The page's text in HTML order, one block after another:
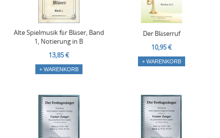
Alte Spielmusik für Bläser, Band
1, Notierung in B
13,85 €
+ WARENKORB
Der Bläserruf
10,95 €
+ WARENKORB